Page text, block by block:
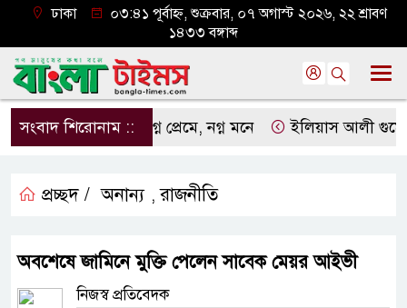
ঢাকা
০৩:৪১ পূর্বাহ্ন, শুক্রবার, ০৭ অগাস্ট ২০২৬, ২২ শ্রাবণ
১৪৩৩ বঙ্গাব্দ
সংবাদ শিরোনাম ::নগ্ন প্রেমে, নগ্ন মনে ইলিয়াস আলী গুমের
প্রচ্ছদ / অনান্য ,রাজনীতি
অবশেষে জামিনে মুক্তি পেলেন সাবেক মেয়র আইভী
নিজস্ব প্রতিবেদক